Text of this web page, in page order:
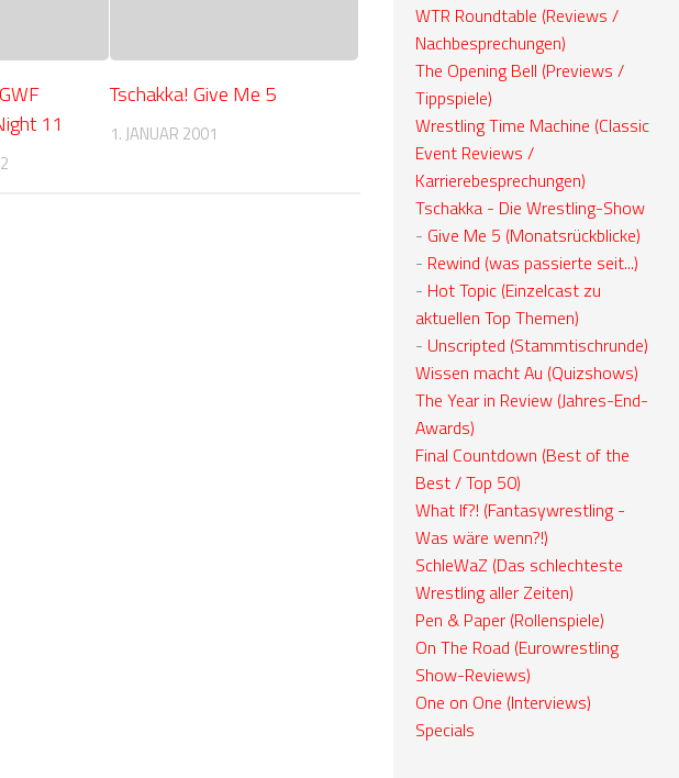
11
Tschakka! Give Me 5
1. JANUAR 2001
WTR Roundtable (Reviews /
Nachbesprechungen)
The Opening Bell (Previews /
Tippspiele)
Wrestling Time Machine (Classic
Event Reviews /
Karrierebesprechungen)
Tschakka - Die Wrestling-Show
- Give Me 5 (Monatsrückblicke)
- Rewind (was passierte seit...)
- Hot Topic (Einzelcast zu
aktuellen Top Themen)
- Unscripted (Stammtischrunde)
Wissen macht Au (Quizshows)
The Year in Review (Jahres-End-
Awards)
Final Countdown (Best of the
Best / Top 50)
What If?! (Fantasywrestling -
Was wäre wenn?!)
SchleWaZ (Das schlechteste
Wrestling aller Zeiten)
Pen & Paper (Rollenspiele)
On The Road (Eurowrestling
Show-Reviews)
One on One (Interviews)
Specials